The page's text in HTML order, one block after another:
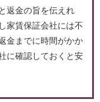
返金の旨を伝えれ
家賃保証会社には不
金までに時間がかか
に確認しておくと安